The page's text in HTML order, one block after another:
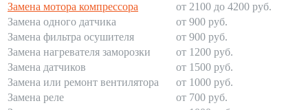
Замена мотора компрессора
от 2100 до 4200 руб.
Замена одного датчика
от 900 руб.
Замена фильтра осушителя
от 900 руб.
Замена нагревателя заморозки
от 1200 руб.
Замена датчиков
от 1500 руб.
Замена или ремонт вентилятора
от 1000 руб.
Замена реле
от 700 руб.